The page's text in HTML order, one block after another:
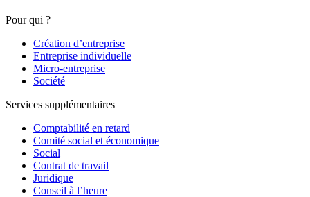
Pour qui ?
Création d’entreprise
Entreprise individuelle
Micro-entreprise
Société
Services supplémentaires
Comptabilité en retard
Comité social et économique
Social
Contrat de travail
Juridique
Conseil à l’heure